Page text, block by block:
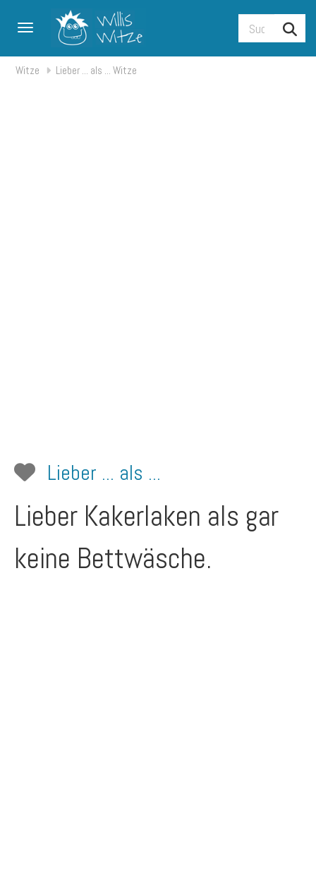
Toggle navigation
Witze Lieber ... als ... Witze
Lieber ... als ...
Lieber Kakerlaken als gar
keine Bettwäsche.